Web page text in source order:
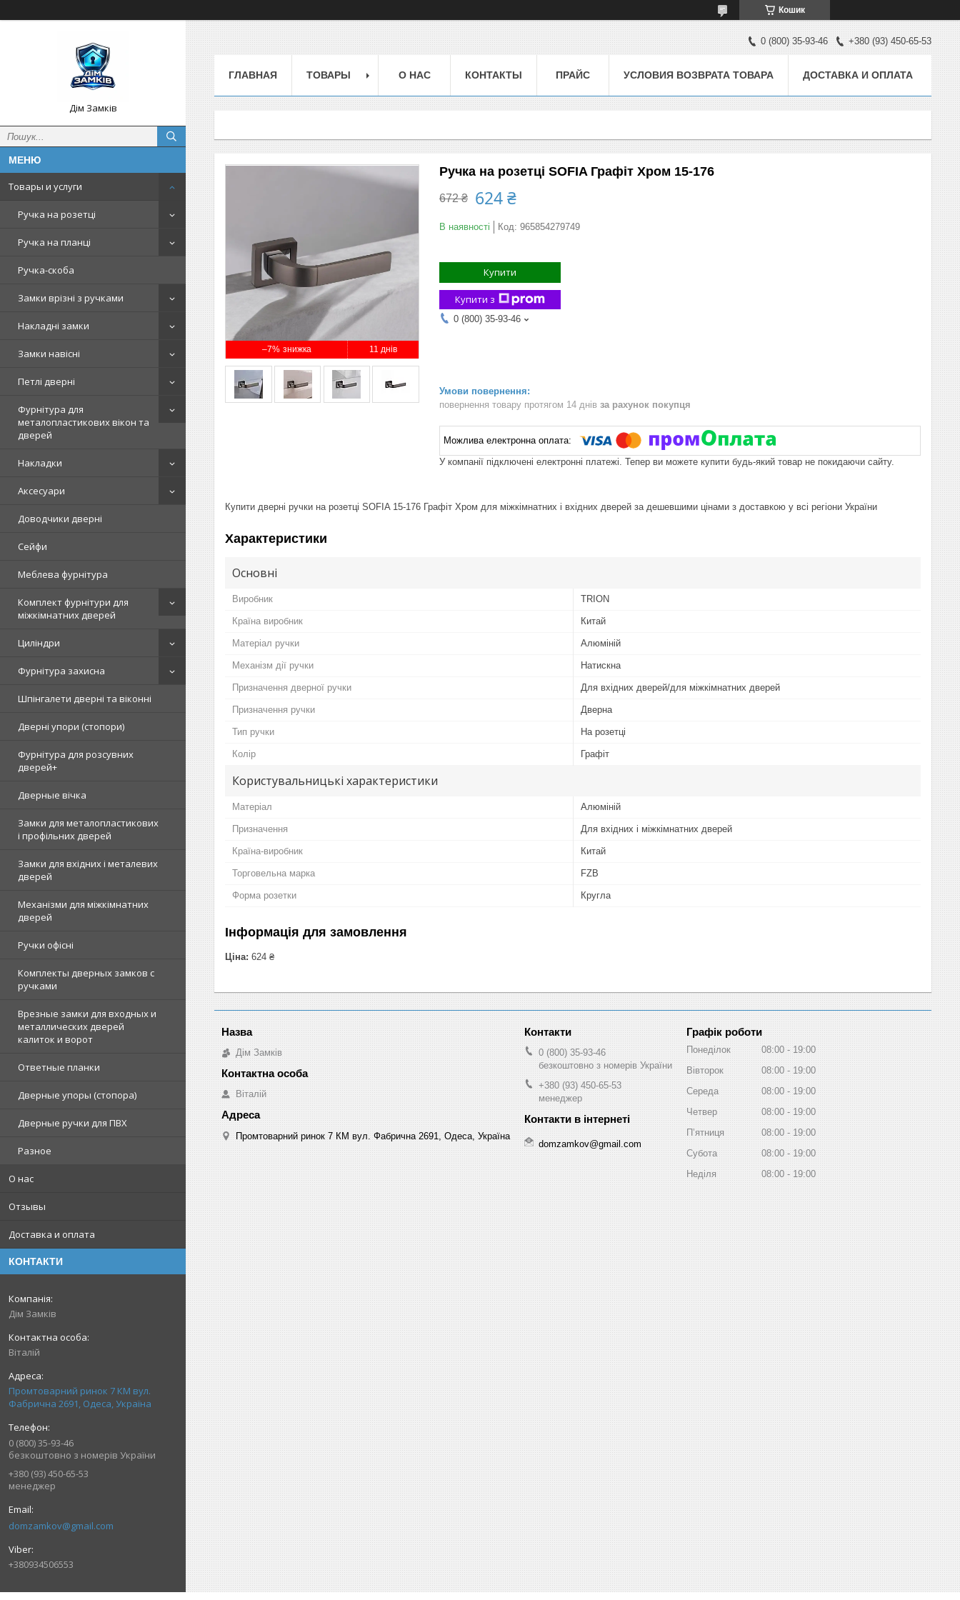
Кошик
Дім Замків
Товары и услуги
Ручка на розетці
Ручка на планці
Ручка-скоба
Замки врізні з ручками
Накладні замки
Замки навісні
Петлі дверні
Фурнітура для
металопластикових вікон та
дверей
Накладки
Аксесуари
Доводчики дверні
Сейфи
Меблева фурнітура
Комплект фурнітури для
міжкімнатних дверей
Циліндри
Фурнітура захисна
Шпінгалети дверні та віконні
Дверні упори (стопори)
Фурнітура для розсувних
дверей+
Дверные вічка
Замки для металопластикових
і профільних дверей
Замки для вхідних і металевих
дверей
Механізми для міжкімнатних
дверей
Ручки офісні
Комплекты дверных замков с
ручками
Врезные замки для входных и
металлических дверей
калиток и ворот
Ответные планки
Дверные упоры (стопора)
Дверные ручки для ПВХ
Разное
О нас
Отзывы
Доставка и оплата
КОНТАКТИ
Дім Замків
Віталій
Промтоварний ринок 7 КМ вул.
Фабрична 2691, Одеса, Україна
0 (800) 35-93-46
безкоштовно з номерів України
+380 (93) 450-65-53
менеджер
domzamkov@gmail.com
+380934506553
0 (800) 35-93-46 +380 (93) 450-65-53
ГЛАВНАЯ ТОВАРЫ О НАС КОНТАКТЫ ПРАЙС УСЛОВИЯ ВОЗВРАТА ТОВАРА ДОСТАВКА И ОПЛАТА
–7% 11 днів
Ручка на розетці SOFIA Графіт Хром 15-176
672 ₴ 624 ₴
В наявності Код: 965854279749
Купити
Купити з
0 (800) 35-93-46
повернення товару протягом 14 днів за рахунок покупця
У компанії підключені електронні платежі. Тепер ви можете купити будь-який товар не покидаючи сайту.
Купити дверні ручки на розетці SOFIA 15-176 Графіт Хром для міжкімнатних і вхідних дверей за дешевшими цінами з доставкою у всі регіони України
Характеристики
Основні
Виробник TRION
Країна виробник Китай
Матеріал ручки Алюміній
Механізм дії ручки Натискна
Призначення дверної ручки Для вхідних дверей/для міжкімнатних дверей
Призначення ручки Дверна
Тип ручки На розетці
Колір Графіт
Користувальницькі характеристики
Матеріал Алюміній
Призначення Для вхідних і міжкімнатних дверей
Країна-виробник Китай
Торговельна марка FZB
Форма розетки Кругла
Інформація для замовлення
Ціна: 624 ₴
Дім Замків
Віталій
Промтоварний ринок 7 КМ вул. Фабрична 2691, Одеса, Україна
0 (800) 35-93-46
безкоштовно з номерів України
+380 (93) 450-65-53
менеджер
domzamkov@gmail.com
Графік роботи
Понеділок 08:00
19:00
Вівторок
08:00
19:00
Середа
08:00
19:00
Четвер
08:00
19:00
Пʼятниця
08:00
19:00
Субота
08:00
19:00
Неділя
08:00 19:00